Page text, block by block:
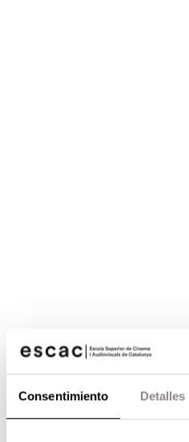
Consentimiento Detalles